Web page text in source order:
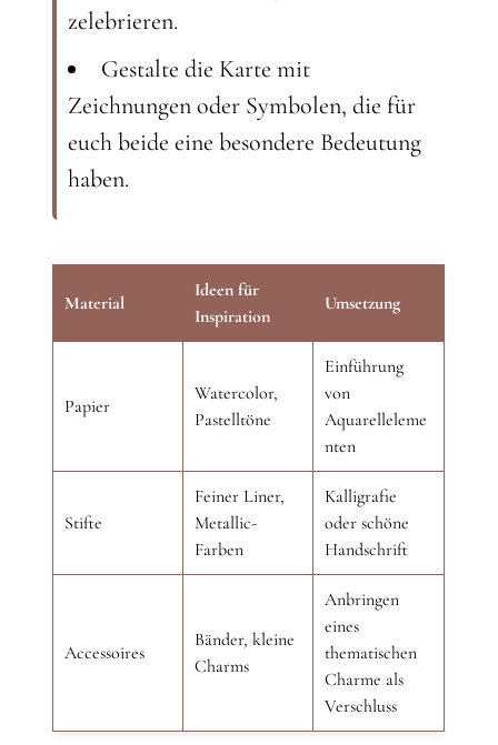
zelebrieren.
Gestalte die Karte mit
Zeichnungen oder Symbolen, die für
euch beide eine besondere Bedeutung
haben.
Material
Ideen für
Inspiration
Umsetzung
Papier
Watercolor,
Pastelltöne
Einführung
von
Aquarelleleme
nten
Stifte
Feiner Liner,
Metallic-
Farben
Kalligrafie
oder schöne
Handschrift
Accessoires
Bänder, kleine
Charms
Anbringen
eines
thematischen
Charme als
Verschluss